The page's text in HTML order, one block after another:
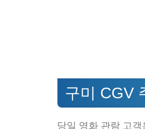
구미 CGV
당일 영화 관람 고